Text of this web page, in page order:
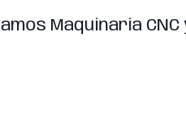
Maquinaria CNC